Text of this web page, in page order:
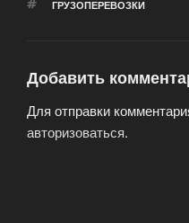
МЕТКИ
ГРУЗОПЕРЕВОЗКИ
Добавить
Для отправки
авторизоваться.